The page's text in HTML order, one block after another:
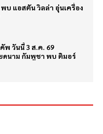
บ แอสตัน วิลล่า อุ่นเครื่อง
พ วันนี้ 3 ส.ค. 69
ดนาม กัมพูชา พบ ติมอร์